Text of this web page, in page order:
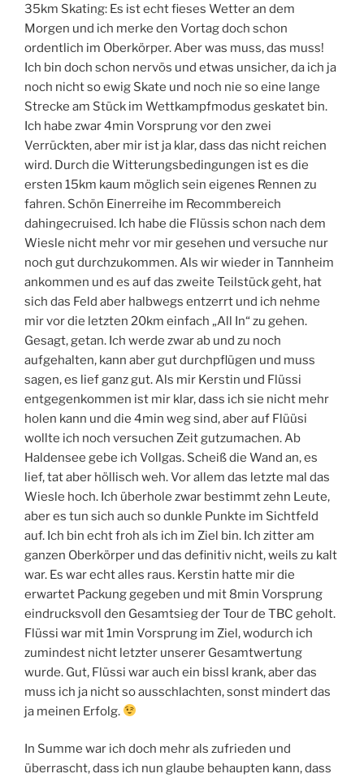
35km Skating: Es ist echt fieses Wetter an dem
Morgen und ich merke den Vortag doch schon
ordentlich im Oberkörper. Aber was muss, das muss!
Ich bin doch schon nervös und etwas unsicher, da ich ja
noch nicht so ewig Skate und noch nie so eine lange
Strecke am Stück im Wettkampfmodus geskatet bin.
Ich habe zwar 4min Vorsprung vor den zwei
Verrückten, aber mir ist ja klar, dass das nicht reichen
wird. Durch die Witterungsbedingungen ist es die
ersten 15km kaum möglich sein eigenes Rennen zu
fahren. Schön Einerreihe im Recommbereich
dahingecruised. Ich habe die Flüssis schon nach dem
Wiesle nicht mehr vor mir gesehen und versuche nur
noch gut durchzukommen. Als wir wieder in Tannheim
ankommen und es auf das zweite Teilstück geht, hat
sich das Feld aber halbwegs entzerrt und ich nehme
mir vor die letzten 20km einfach „All In“ zu gehen.
Gesagt, getan. Ich werde zwar ab und zu noch
aufgehalten, kann aber gut durchpflügen und muss
sagen, es lief ganz gut. Als mir Kerstin und Flüssi
entgegenkommen ist mir klar, dass ich sie nicht mehr
holen kann und die 4min weg sind, aber auf Flüüsi
wollte ich noch versuchen Zeit gutzumachen. Ab
Haldensee gebe ich Vollgas. Scheiß die Wand an, es
lief, tat aber höllisch weh. Vor allem das letzte mal das
Wiesle hoch. Ich überhole zwar bestimmt zehn Leute,
aber es tun sich auch so dunkle Punkte im Sichtfeld
auf. Ich bin echt froh als ich im Ziel bin. Ich zitter am
ganzen Oberkörper und das definitiv nicht, weils zu kalt
war. Es war echt alles raus. Kerstin hatte mir die
erwartet Packung gegeben und mit 8min Vorsprung
eindrucksvoll den Gesamtsieg der Tour de TBC geholt.
Flüssi war mit 1min Vorsprung im Ziel, wodurch ich
zumindest nicht letzter unserer Gesamtwertung
wurde. Gut, Flüssi war auch ein bissl krank, aber das
muss ich ja nicht so ausschlachten, sonst mindert das
ja meinen Erfolg.
In Summe war ich doch mehr als zufrieden und
überrascht, dass ich nun glaube behaupten kann, dass